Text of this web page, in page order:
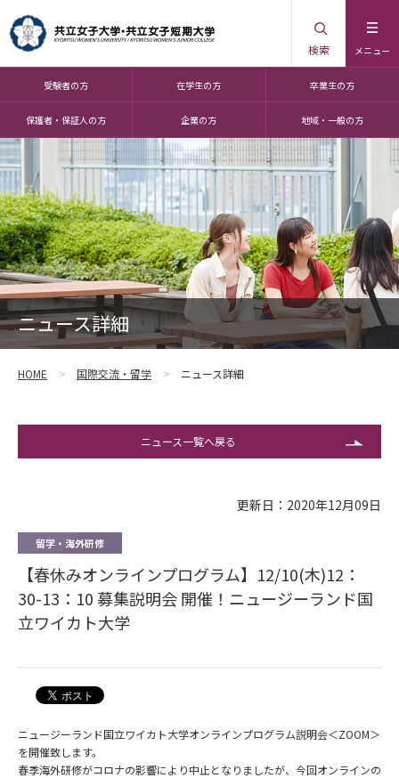
メニュー
検索
受験者の方 在学生の方 卒業生の方
保護者・保証人の方 企業の方 地域・一般の方
ニュース詳細
HOME 国際交流・留学 ニュース詳細
ニュース一覧へ戻る
更新日：2020年12月09日
留学・海外研修
【春休みオンラインプログラム】12/10(木)12：
30-13：10 募集説明会 開催！ニュージーランド国
立ワイカト大学
ニュージーランド国立ワイカト大学オンラインプログラム説明会＜ZOOM＞
を開催致します。
春季海外研修がコロナの影響により中止となりましたが、今回オンラインの